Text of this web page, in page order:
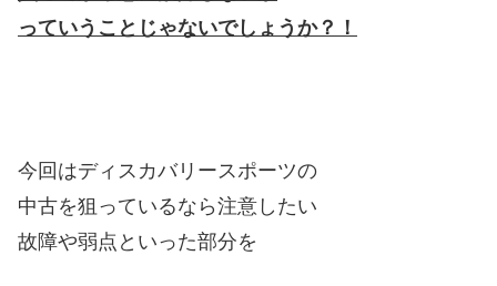
っていうことじゃないでしょうか？！
今回はディスカバリースポーツの
中古を狙っているなら注意したい
故障や弱点といった部分を